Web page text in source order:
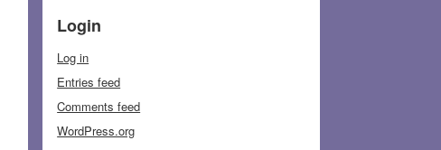
Login
Log in
Entries feed
Comments feed
WordPress.org